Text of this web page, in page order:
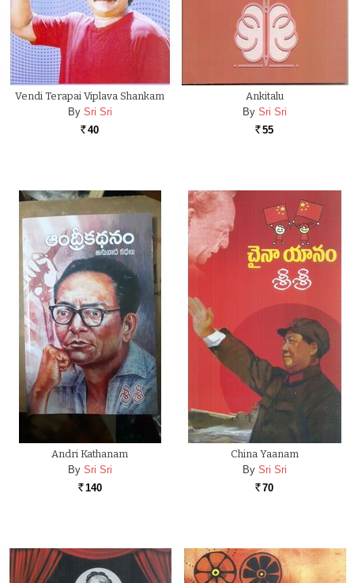
Vendi Terapai Viplava Shankam
By Sri Sri
Rs. 40
Ankitalu
By Sri Sri
Rs. 55
Andri Kathanam
By Sri Sri
Rs. 140
China Yaanam
By Sri Sri
Rs. 70